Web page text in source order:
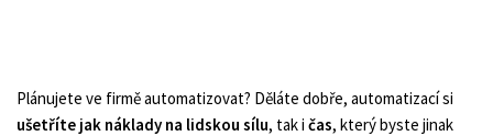
Plánujete ve firmě automatizovat? Děláte dobře, automatizací si
ušetříte jak náklady na lidskou sílu, tak i čas, který byste jinak